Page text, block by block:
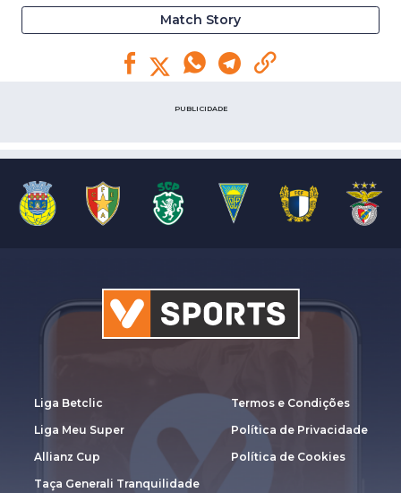
Match Story
PUBLICIDADE
Liga Betclic
Liga Meu Super
Allianz Cup
Taça Generali Tranquilidade
Termos e Condições
Política de Privacidade
Política de Cookies